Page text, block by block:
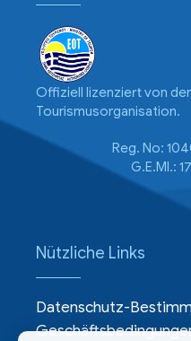
Offiziell lizenziert von
Tourismusorganisation.
Reg. No:
G.E.MI.:
Nützliche Links
Datenschutz-